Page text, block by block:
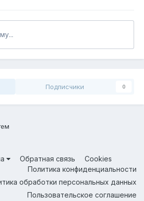
Подписчики 0
Обратная связь
Cookies
Политика конфиденциальности
обработки персональных данных
Пользовательское соглашение